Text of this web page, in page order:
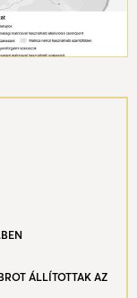
ÁLLÍTOTTAK AZ